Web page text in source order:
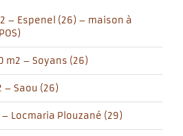
– Espenel (26) – maison à
m2 – Soyans (26)
– Saou (26)
– Locmaria Plouzané (29)